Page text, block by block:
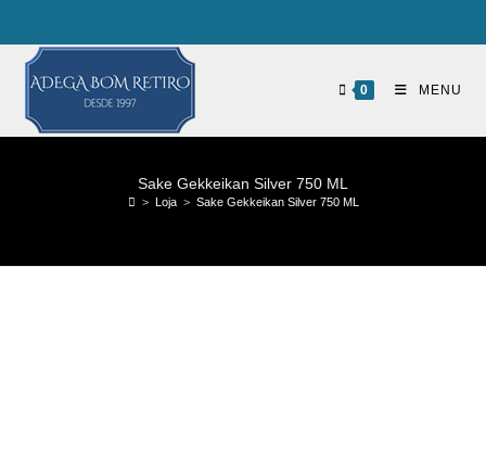
0 MENU
Sake Gekkeikan Silver 750 ML
> Loja > Sake Gekkeikan Silver 750 ML